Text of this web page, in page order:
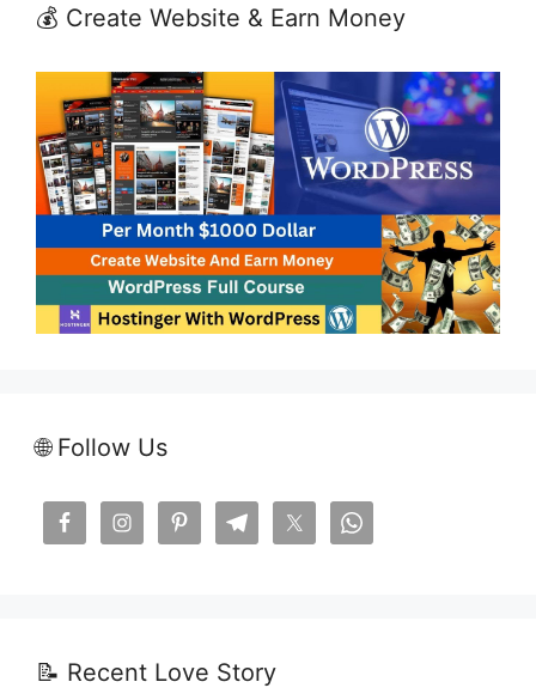
💰 Create Website & Earn Money
🌐 Follow Us
📝 Recent Love Story